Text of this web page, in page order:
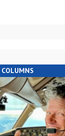
COLUMNS